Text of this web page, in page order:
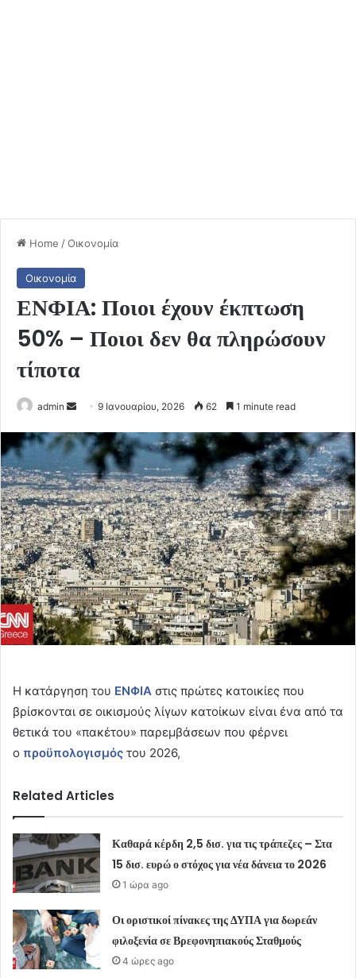
Home /Οικονομία
Οικονομία
ΕΝΦΙΑ: Ποιοι έχουν έκπτωση
50% – Ποιοι δεν θα πληρώσουν
τίποτα
admin
Send
email
9 Ιανουαρίου, 2026 62 1 minute read
H κατάργηση του ΕΝΦΙΑ στις πρώτες κατοικίες που
βρίσκονται σε οικισμούς λίγων κατοίκων είναι ένα από τα
θετικά του «πακέτου» παρεμβάσεων που φέρνει
ο προϋπολογισμός του 2026,
Related Articles
Καθαρά κέρδη 2,5 δισ. για τις τράπεζες – Στα
15 δισ. ευρώ ο στόχος για νέα δάνεια το 2026
1 ώρα ago
Οι οριστικοί πίνακες της ΔΥΠΑ για δωρεάν
φιλοξενία σε Βρεφονηπιακούς Σταθμούς
4 ώρες ago